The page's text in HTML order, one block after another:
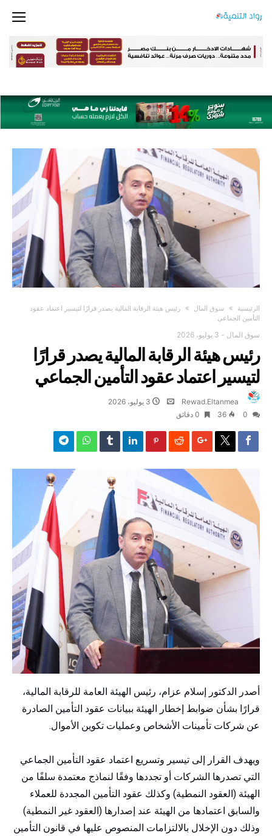
‫الرئيسية‬ سوق المال
رئيس هيئة الرقابة المالية يصدر قرارًا لتيسير اعتماد عقود
التأمين الجماعي
سوق المال - 3 يوليو، 2026
رئيس هيئة الرقابة المالية يصدر قرارًا
لتيسير اعتماد عقود التأمين الجماعي
Rewad.Eltanmea
3 يوليو، 2026
36 0 ‫دقائق‬
أصدر الدكتور إسلام عزام، رئيس الهيئة العامة للرقابة المالية،
قرارًا بشأن ضوابط إخطار الهيئة ببيانات عقود التأمين الصادرة
عن شركات تأمينات الأشخاص وعمليات تكوين الأموال.
ويهدف القرار إلى تيسير وتسريع اعتماد عقود التأمين الجماعي
التي تصدرها الشركات أو تجددها وفقًا لنماذج معتمدة سلفًا من
الهيئة (العقود النمطية) وكذلك عقود التأمين المجددة للعملاء
والسابق اعتمادها من الهيئة عند إصدارها (العقود غير النمطية)
وذلك دون الإخلال بالالتزامات المنصوص عليها في قانون التأمين